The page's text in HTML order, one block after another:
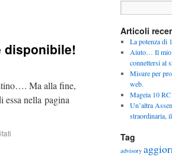
disponibile!
Ma alla fine,
nella pagina
Articoli
La potenza di
Aiuto… Il mio
connettersi al
Misure per
web.
Mageia 10
Un’altra
straordinaria,
Tag
advisory